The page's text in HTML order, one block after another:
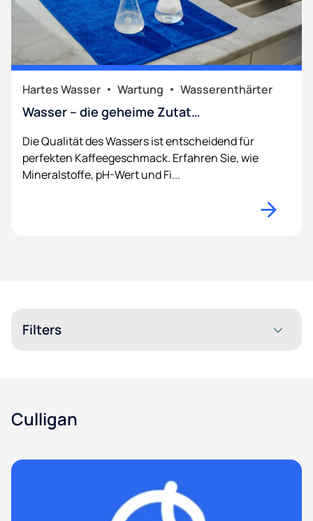
Hartes Wasser Wartung Wasserenthärter
Wasser – die geheime Zutat…
Die Qualität des Wassers ist entscheidend für
perfekten Kaffeegeschmack. Erfahren Sie, wie
Mineralstoffe, pH-Wert und Fi...
Filters
Culligan